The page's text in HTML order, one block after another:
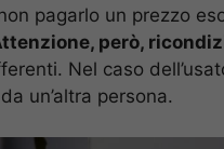
pagarlo un prezzo
però,
Nel caso
un’altra persona.